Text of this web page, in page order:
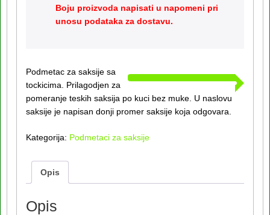
Boju proizvoda napisati u napomeni pri
unosu podataka za dostavu.
Podmetac za saksije sa
tockicima. Prilagodjen za
pomeranje teskih saksija po kuci bez muke. U naslovu
saksije je napisan donji promer saksije koja odgovara.
Kategorija: Podmetaci za saksije
Opis
Opis